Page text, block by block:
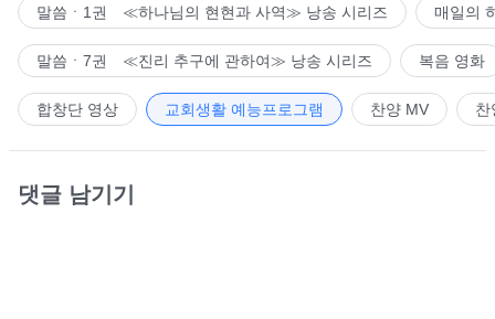
말씀ㆍ1권 ≪하나님의 현현과 사역≫ 낭송 시리즈 매일의
말씀ㆍ7권 ≪진리 추구에 관하여≫ 낭송 시리즈 복음 영화
합창단 영상 교회생활 예능프로그램 찬양 MV 찬
댓글 남기기